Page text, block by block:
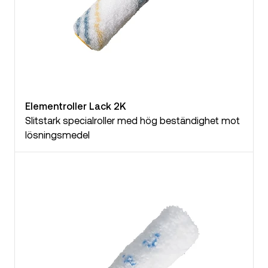
Elementroller Lack 2K
Slitstark specialroller med hög beständighet mot
lösningsmedel